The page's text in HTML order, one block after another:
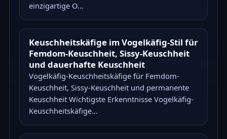
einzigartige O...
Keuschheitskäfige im Vogelkäfig-Stil für
Femdom-Keuschheit, Sissy-Keuschheit
und dauerhafte Keuschheit
Vogelkäfig-Keuschheitskäfige für Femdom-
Keuschheit, Sissy-Keuschheit und permanente
Keuschheit Wichtigste Erkenntnisse Vogelkäfig-
Keuschheitskäfige...